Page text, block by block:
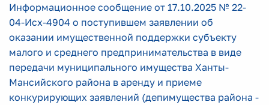
Информационное сообщение от 17.10.2025 № 22-
04-Исх-4904 о поступившем заявлении об
оказании имущественной поддержки субъекту
малого и среднего предпринимательства в виде
передачи муниципального имущества Ханты-
Мансийского района в аренду и приеме
конкурирующих заявлений (депимущества района -